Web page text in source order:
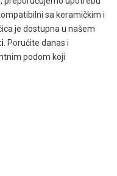
sa keramičkim i
je dostupna u našem
. Poručite danas i
podom koji